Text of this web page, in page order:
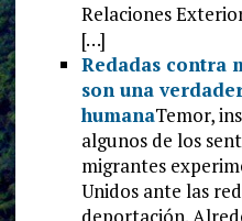
Relaciones
[…]
Redadas contra
son una
humanaTemor,
algunos de los
migrantes
Unidos ante las